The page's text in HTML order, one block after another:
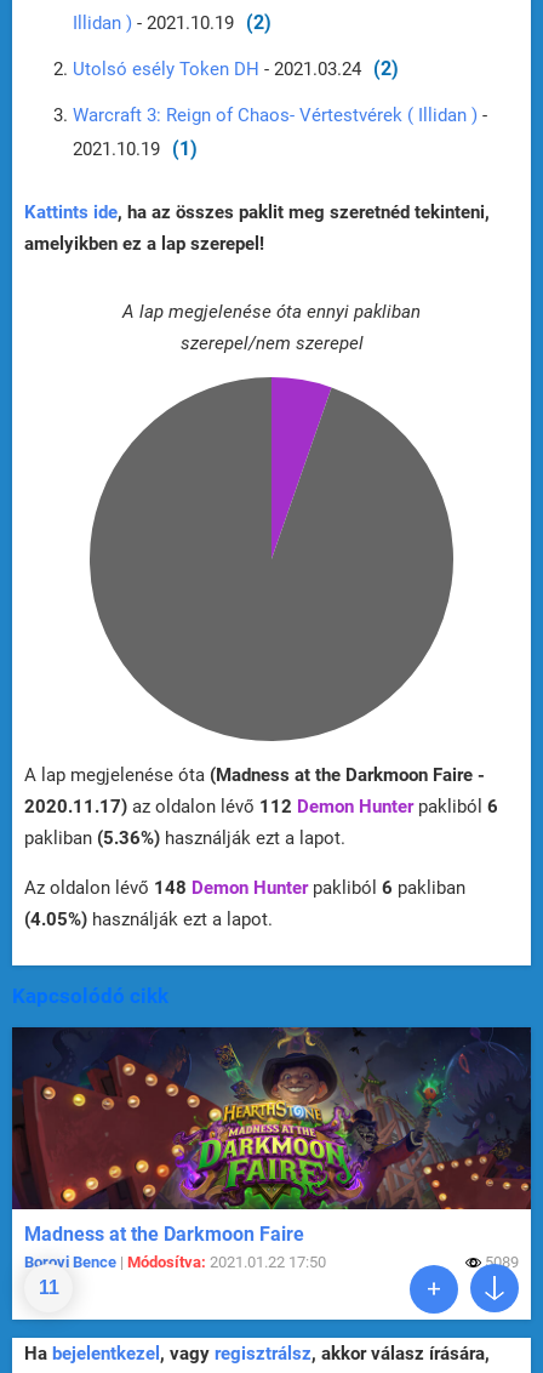
Illidan ) - 2021.10.19 (2)
Utolsó esély Token DH - 2021.03.24 (2)
Warcraft 3: Reign of Chaos- Vértestvérek ( Illidan ) -
2021.10.19
(1)
Kattints ide, ha az összes paklit meg szeretnéd tekinteni,
amelyikben ez a lap szerepel!
A lap megjelenése óta ennyi pakliban
szerepel/nem szerepel
A lap megjelenése óta (Madness at the Darkmoon Faire -
2020.11.17) az oldalon lévő 112 Demon Hunterpakliból 6
pakliban (5.36%) használják ezt a lapot.
Az oldalon lévő 148 Demon Hunterpakliból 6 pakliban
(4.05%) használják ezt a lapot.
Kapcsolódó cikk
11
Madness at the Darkmoon Faire
Borovi Bence | Módosítva: 2021.01.22 17:50 5089
Ha bejelentkezel , vagy regisztrálsz, akkor válasz írására,